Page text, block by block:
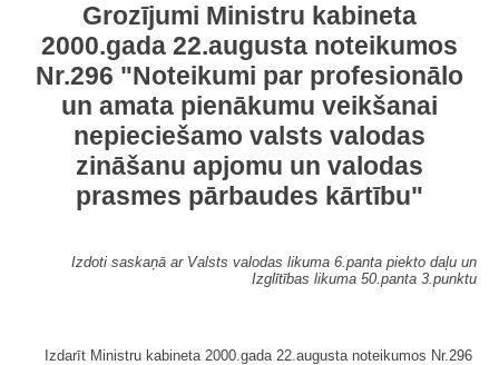
Grozījumi Ministru kabineta
2000.gada 22.augusta noteikumos
Nr.296 "Noteikumi par profesionālo
un amata pienākumu veikšanai
nepieciešamo valsts valodas
zināšanu apjomu un valodas
prasmes pārbaudes kārtību"
Izdoti saskaņā ar Valsts valodas likuma 6.panta piekto daļu un
Izglītības likuma 50.panta 3.punktu
Izdarīt Ministru kabineta 2000.gada 22.augusta noteikumos Nr.296